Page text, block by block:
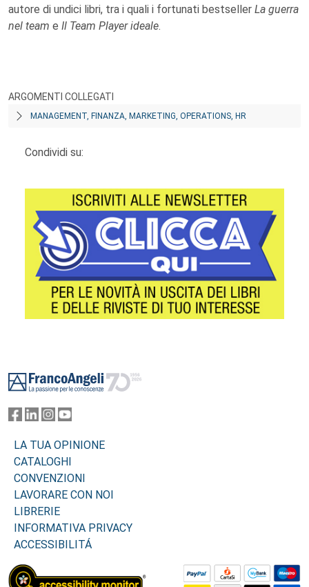
autore di undici libri, tra i quali i fortunati bestseller La guerra
nel team e Il Team Player ideale.
ARGOMENTI COLLEGATI
MANAGEMENT, FINANZA, MARKETING, OPERATIONS, HR
Condividi su:
LA TUA OPINIONE
CATALOGHI
CONVENZIONI
LAVORARE CON NOI
LIBRERIE
INFORMATIVA PRIVACY
ACCESSIBILITÁ